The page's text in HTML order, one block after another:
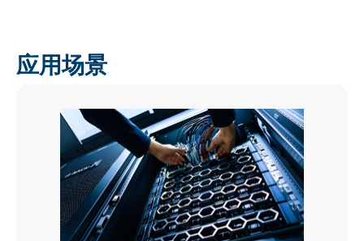
应用场景